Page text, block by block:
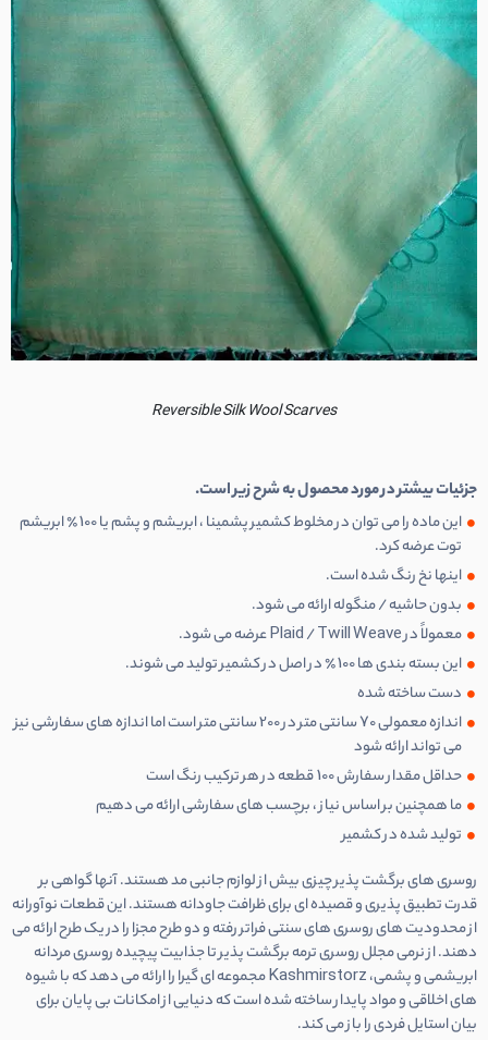
Reversible Silk Wool Scarves
جزئیات بیشتر در مورد محصول به شرح زیر است.
این ماده را می توان در مخلوط کشمیر پشمینا ، ابریشم و پشم یا 100٪ ابریشم
توت عرضه کرد.
اینها نخ رنگ شده است.
بدون حاشیه / منگوله ارائه می شود.
معمولاً در Plaid / Twill Weave عرضه می شود.
این بسته بندی ها 100٪ در اصل در کشمیر تولید می شوند.
دست ساخته شده
اندازه معمولی 70 سانتی متر در 200 سانتی متر است اما اندازه های سفارشی نیز
می تواند ارائه شود
حداقل مقدار سفارش 100 قطعه در هر ترکیب رنگ است
ما همچنین بر اساس نیاز ، برچسب های سفارشی ارائه می دهیم
تولید شده در کشمیر
روسری های برگشت پذیر چیزی بیش از لوازم جانبی مد هستند. آنها گواهی بر
قدرت تطبیق پذیری و قصیده ای برای ظرافت جاودانه هستند. این قطعات نوآورانه
از محدودیت های روسری های سنتی فراتر رفته و دو طرح مجزا را در یک طرح ارائه می
دهند. از نرمی مجلل روسری ترمه برگشت پذیر تا جذابیت پیچیده روسری مردانه
ابریشمی و پشمی، Kashmirstorz مجموعه ای گیرا را ارائه می دهد که با شیوه
های اخلاقی و مواد پایدار ساخته شده است که دنیایی از امکانات بی پایان برای
بیان استایل فردی را باز می کند.